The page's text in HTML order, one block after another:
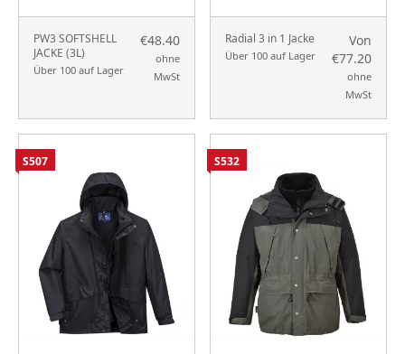
PW3 SOFTSHELL
JACKE (3L)
Über 100 auf Lager
€48.40
ohne
MwSt
Radial 3 in 1 Jacke
Über 100 auf Lager
Von
€77.20
ohne
MwSt
S507 S532